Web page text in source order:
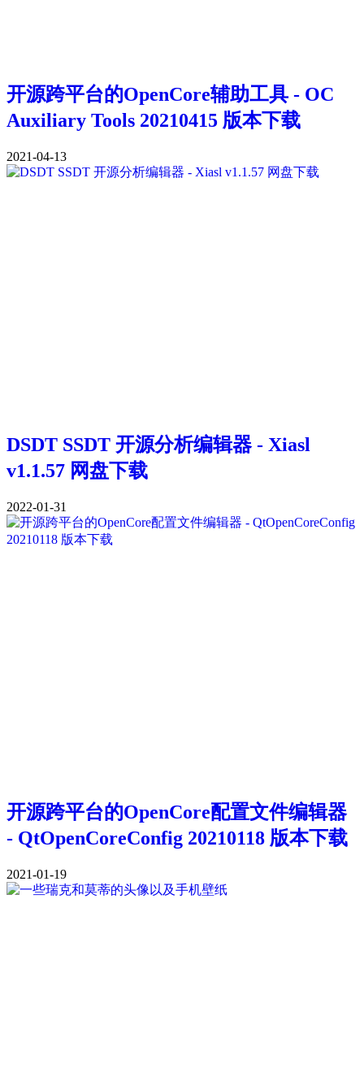
开源跨平台的OpenCore辅助工具 - OC
Auxiliary Tools 20210415 版本下载
2021-04-13
DSDT SSDT 开源分析编辑器 - Xiasl
v1.1.57 网盘下载
2022-01-31
开源跨平台的OpenCore配置文件编辑器
- QtOpenCoreConfig 20210118 版本下载
2021-01-19